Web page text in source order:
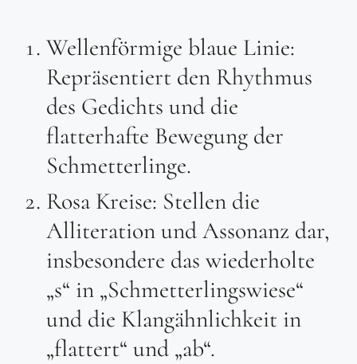
Wellenförmige blaue Linie:
Repräsentiert den Rhythmus
des Gedichts und die
flatterhafte Bewegung der
Schmetterlinge.
Rosa Kreise: Stellen die
Alliteration und Assonanz dar,
insbesondere das wiederholte
„s“ in „Schmetterlingswiese“
und die Klangähnlichkeit in
„flattert“ und „ab“.